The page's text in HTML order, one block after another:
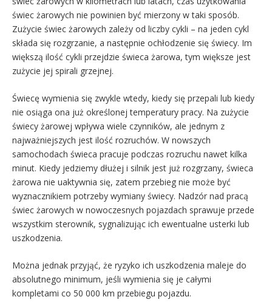
świec żarowych nie powinien być mierzony w taki sposób.
Zużycie świec żarowych zależy od liczby cykli – na jeden cykl
składa się rozgrzanie, a następnie ochłodzenie się świecy. Im
większą ilość cykli przejdzie świeca żarowa, tym większe jest
zużycie jej spirali grzejnej.
Świecę wymienia się zwykle wtedy, kiedy się przepali lub kiedy
nie osiąga ona już określonej temperatury pracy. Na zużycie
świecy żarowej wpływa wiele czynników, ale jednym z
najważniejszych jest ilość rozruchów. W nowszych
samochodach świeca pracuje podczas rozruchu nawet kilka
minut. Kiedy jedziemy dłużej i silnik jest już rozgrzany, świeca
żarowa nie uaktywnia się, zatem przebieg nie może być
wyznacznikiem potrzeby wymiany świecy. Nadzór nad pracą
świec żarowych w nowoczesnych pojazdach sprawuje przede
wszystkim sterownik, sygnalizując ich ewentualne usterki lub
uszkodzenia.
Można jednak przyjąć, że ryzyko ich uszkodzenia maleje do
absolutnego minimum, jeśli wymienia się je całymi
kompletami co 50 000 km przebiegu pojazdu.